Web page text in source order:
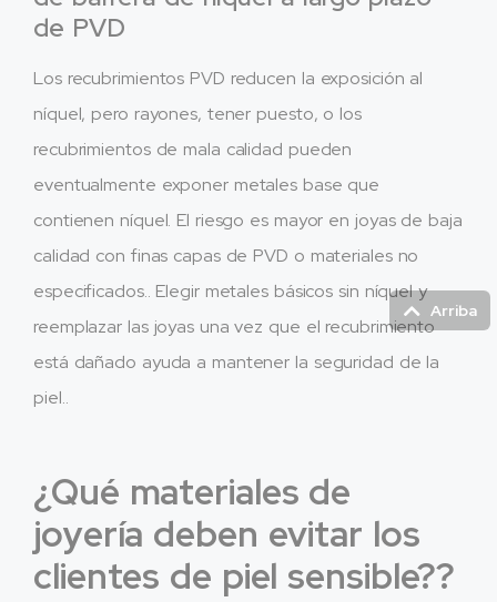
de PVD
Los recubrimientos PVD reducen la exposición al
níquel, pero rayones, tener puesto, o los
recubrimientos de mala calidad pueden
eventualmente exponer metales base que
contienen níquel. El riesgo es mayor en joyas de baja
calidad con finas capas de PVD o materiales no
especificados.. Elegir metales básicos sin níquel y
reemplazar las joyas una vez que el recubrimiento
está dañado ayuda a mantener la seguridad de la
piel..
¿Qué materiales de
joyería deben evitar los
clientes de piel sensible??
Arriba